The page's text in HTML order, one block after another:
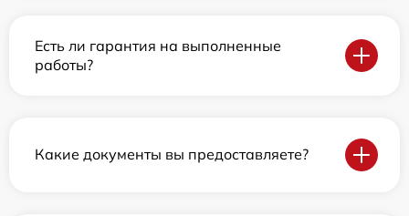
Есть ли гарантия на выполненные
работы?
Какие документы вы предоставляете?